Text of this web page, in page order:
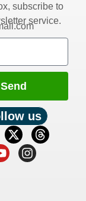
subscribe to
service.
Send
us